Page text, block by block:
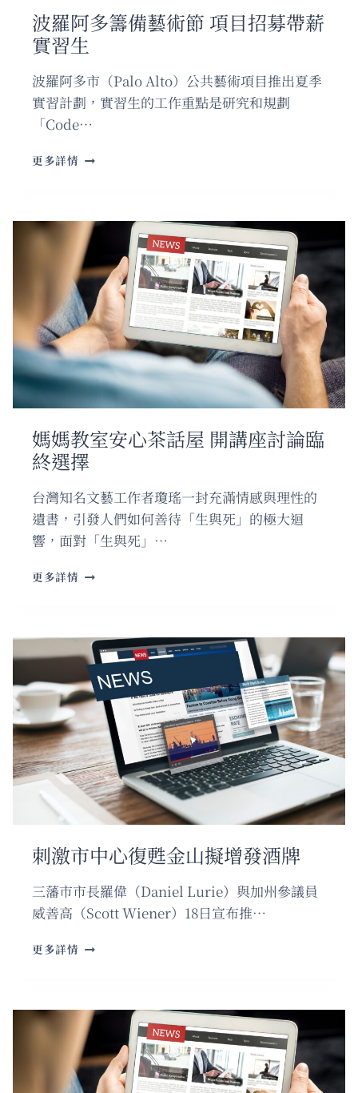
波羅阿多籌備藝術節 項目招募帶薪
實習生
波羅阿多市（Palo Alto）公共藝術項目推出夏季
實習計劃，實習生的工作重點是研究和規劃
「Code…
更多詳情
籌
備
藝
術
節
項
目
招
募
帶
實
生
媽媽教室安心茶話屋 開講座討論臨
終選擇
台灣知名文藝工作者瓊瑤一封充滿情感與理性的
遺書，引發人們如何善待「生與死」的極大迴
響，面對「生與死」…
更多詳情
安
心
茶
話
屋
開
講
座
討
論
臨
擇
刺激市中心復甦金山擬增發酒牌
三藩市市長羅偉（Daniel Lurie）與加州參議員
威善高（Scott Wiener）18日宣布推…
更多詳情
心
復
甦
金
山